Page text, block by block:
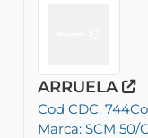
ARRUELA
Cod CDC: 744
Marca: SCM 50/